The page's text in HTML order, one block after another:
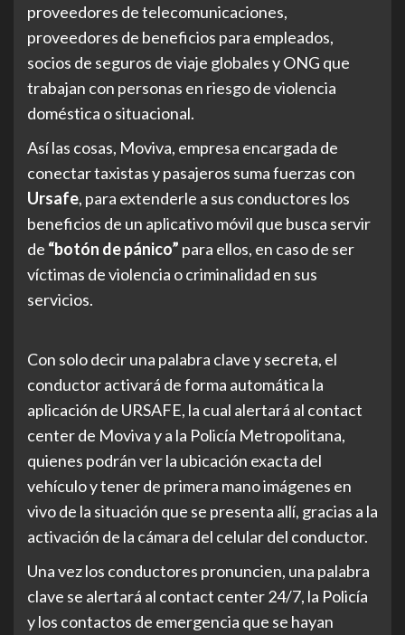
proveedores de telecomunicaciones,
proveedores de beneficios para empleados,
socios de seguros de viaje globales y ONG que
trabajan con personas en riesgo de violencia
doméstica o situacional.
Así las cosas, Moviva, empresa encargada de
conectar taxistas y pasajeros suma fuerzas con
Ursafe, para extenderle a sus conductores los
beneficios de un aplicativo móvil que busca servir
de “botón de pánico” para ellos, en caso de ser
víctimas de violencia o criminalidad en sus
servicios.
Con solo decir una palabra clave y secreta, el
conductor activará de forma automática la
aplicación de URSAFE, la cual alertará al contact
center de Moviva y a la Policía Metropolitana,
quienes podrán ver la ubicación exacta del
vehículo y tener de primera mano imágenes en
vivo de la situación que se presenta allí, gracias a la
activación de la cámara del celular del conductor.
Una vez los conductores pronuncien, una palabra
clave se alertará al contact center 24/7, la Policía
y los contactos de emergencia que se hayan